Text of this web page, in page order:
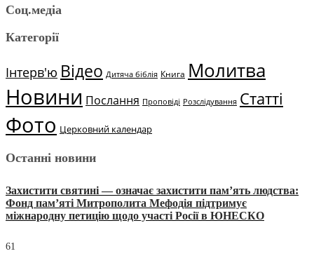
Соц.медіа
Категорії
Інтерв'ю Відео Дитяча біблія Книга Молитва
Новини Послання Проповіді Розслідування Статті
Фото Церковний календар
Останні новини
Захистити святині — означає захистити пам’ять людства:
Фонд пам’яті Митрополита Мефодія підтримує
міжнародну петицію щодо участі Росії в ЮНЕСКО
61